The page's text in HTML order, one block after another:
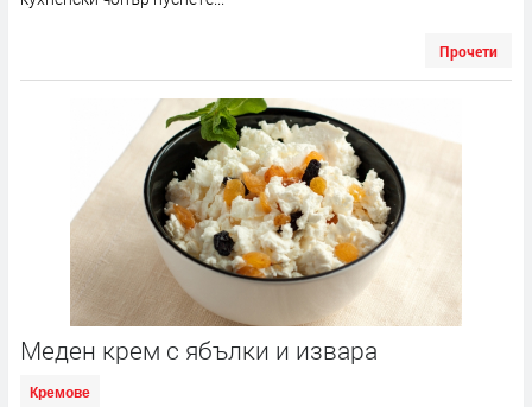
Прочети
Меден крем с ябълки и извара
Кремове